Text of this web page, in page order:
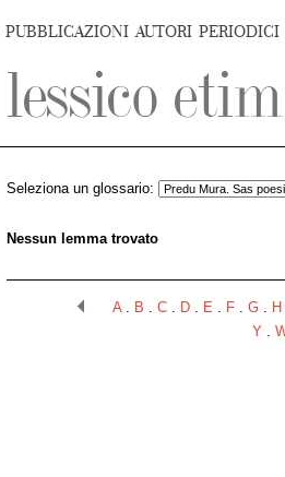
PUBBLICAZIONI AUTORI PERIODICI
Seleziona un glossario:
Nessun lemma trovato
A. B . C. D. E . F. G. H
Y .